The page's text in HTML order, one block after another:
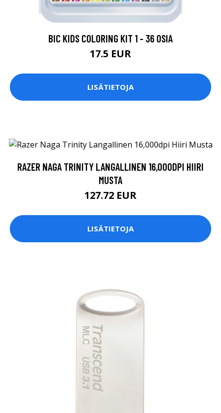
BIC KIDS COLORING KIT 1 - 36 OSIA
17.5 EUR
LISÄTIETOJA
RAZER NAGA TRINITY LANGALLINEN 16,000DPI HIIRI
MUSTA
127.72 EUR
LISÄTIETOJA